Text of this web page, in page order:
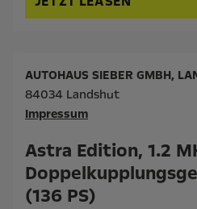
Astra Edition, 1.2
(136 PS)
AUTOHAUS SIEBER GMBH,
84034 Landshut
Impressum